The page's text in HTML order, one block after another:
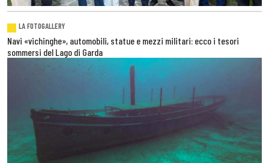
LA FOTOGALLERY
Navi «vichinghe», automobili, statue e mezzi militari: ecco i tesori
sommersi del Lago di Garda